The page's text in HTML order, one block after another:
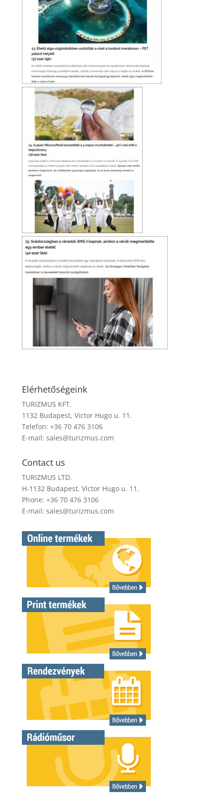
Elérhetőségeink
TURIZMUS KFT.
1132 Budapest, Victor Hugo u. 11.
Telefon: +36 70 476 3106
E-mail: sales@turizmus.com
Contact us
TURIZMUS LTD.
H-1132 Budapest, Victor Hugo u. 11.
Phone: +36 70 476 3106
E-mail: sales@turizmus.com